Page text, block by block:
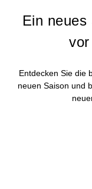
Ein
Entdecken Sie die
neuen Saison und